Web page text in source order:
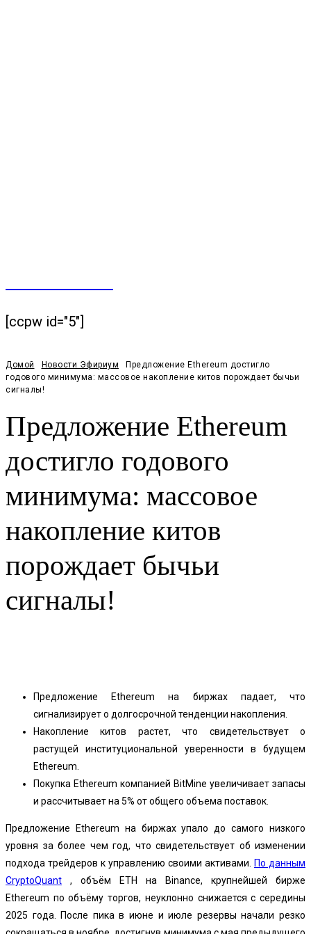
[ccpw id="5"]
Домой Новости Эфириум
Предложение Ethereum достигло
годового минимума: массовое накопление китов порождает бычьи
сигналы!
Предложение Ethereum
достигло годового
минимума: массовое
накопление китов
порождает бычьи
сигналы!
Предложение Ethereum на биржах падает, что
сигнализирует о долгосрочной тенденции накопления.
Накопление китов растет, что свидетельствует о
растущей институциональной уверенности в будущем
Ethereum.
Покупка Ethereum компанией BitMine увеличивает запасы
и рассчитывает на 5% от общего объема поставок.
Предложение Ethereum на биржах упало до самого низкого
уровня за более чем год, что свидетельствует об изменении
подхода трейдеров к управлению своими активами.
По данным
CryptoQuant , объём ETH на Binance, крупнейшей бирже
Ethereum по объёму торгов, неуклонно снижается с середины
2025 года. После пика в июне и июле резервы начали резко